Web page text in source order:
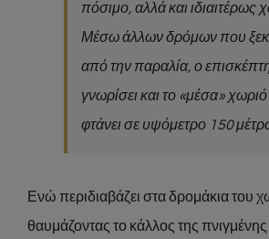
πόσιμο, αλλά και ιδιαιτέρως
Μέσω άλλων δρόμων που
από την παραλία, ο
γνωρίσει και το «μέσα»
φτάνει σε υψόμετρο 150
Ενώ περιδιαβάζει στα δρομάκια του
θαυμάζοντας το κάλλος της